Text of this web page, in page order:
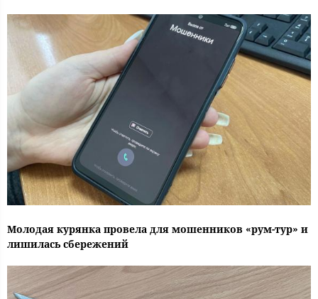
Молодая курянка провела для мошенников «рум-тур» и
лишилась сбережений